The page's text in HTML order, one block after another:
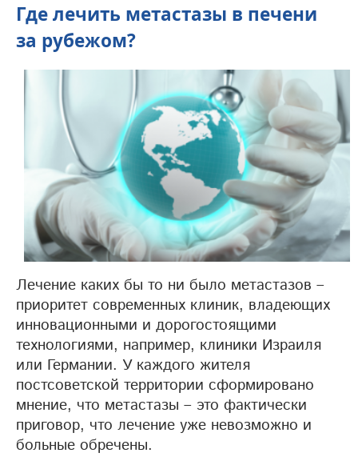
Где лечить метастазы в печени
за рубежом?
Лечение каких бы то ни было метастазов –
приоритет современных клиник, владеющих
инновационными и дорогостоящими
технологиями, например, клиники Израиля
или Германии. У каждого жителя
постсоветской территории сформировано
мнение, что метастазы – это фактически
приговор, что лечение уже невозможно и
больные обречены.